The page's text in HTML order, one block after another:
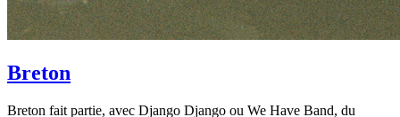
Breton
Breton fait partie, avec Django Django ou We Have Band, du